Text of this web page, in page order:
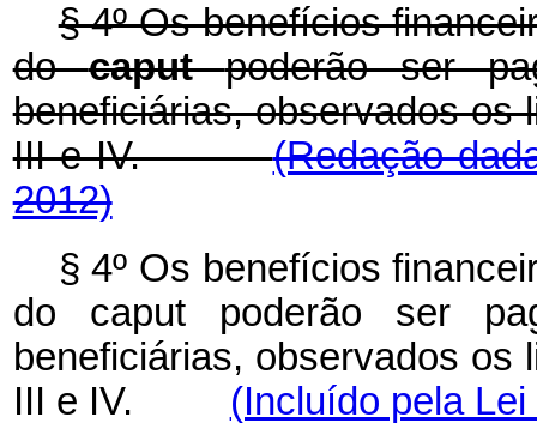
§ 4º Os benefícios
docaputpoderão ser
beneficiárias, observados os
III e IV.(Redação
2012)
§ 4º Os benefícios
do caput poderão ser
beneficiárias, observados
III e IV. (Incluído pela